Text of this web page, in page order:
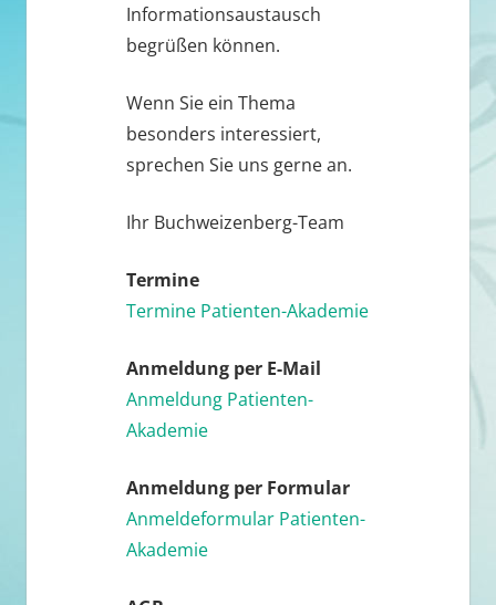
Informationsaustausch
begrüßen können.
Wenn Sie ein Thema
besonders interessiert,
sprechen Sie uns gerne an.
Ihr Buchweizenberg-Team
Termine
Termine Patienten-Akademie
Anmeldung per E-Mail
Anmeldung Patienten-
Akademie
Anmeldung per Formular
Anmeldeformular Patienten-
Akademie